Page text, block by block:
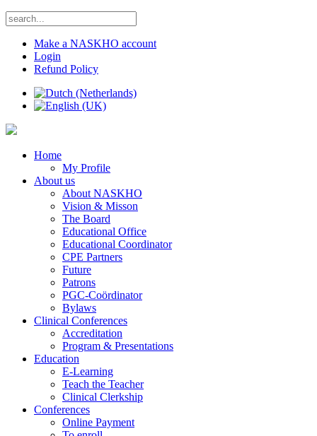
Make a NASKHO account
Login
Refund Policy
Home
My Profile
About us
About NASKHO
Vision & Misson
The Board
Educational Office
Educational Coordinator
CPE Partners
Future
Patrons
PGC-Coördinator
Bylaws
Clinical Conferences
Accreditation
Program & Presentations
Education
E-Learning
Teach the Teacher
Clinical Clerkship
Conferences
Online Payment